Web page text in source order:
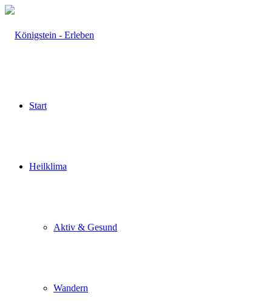
Start
Heilklima
Aktiv & Gesund
Wandern